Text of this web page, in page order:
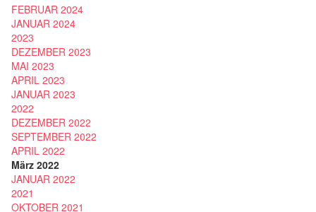
FEBRUAR 2024
JANUAR 2024
2023
DEZEMBER 2023
MAI 2023
APRIL 2023
JANUAR 2023
2022
DEZEMBER 2022
SEPTEMBER 2022
APRIL 2022
März 2022
JANUAR 2022
2021
OKTOBER 2021